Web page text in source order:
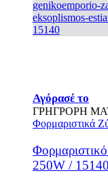
Αγόρασέ το
ΓΡΗΓΡΟΡΗ
Φορμαριστικά
250W / 15140